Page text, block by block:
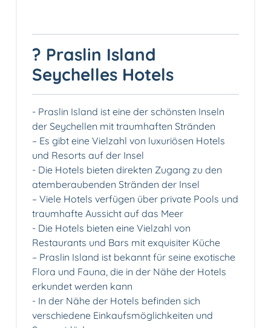
? Praslin Island
Seychelles Hotels
-️ Praslin Island ist eine der schönsten Inseln
der Seychellen mit traumhaften Stränden
– Es gibt eine Vielzahl von luxuriösen Hotels
und Resorts auf der Insel
-️ Die Hotels bieten direkten Zugang zu den
atemberaubenden Stränden der Insel
– Viele Hotels verfügen über private Pools und
traumhafte Aussicht auf das Meer
-️ Die Hotels bieten eine Vielzahl von
Restaurants und Bars mit exquisiter Küche
– Praslin Island ist bekannt für seine exotische
Flora und Fauna, die in der Nähe der Hotels
erkundet werden kann
-️ In der Nähe der Hotels befinden sich
verschiedene Einkaufsmöglichkeiten und